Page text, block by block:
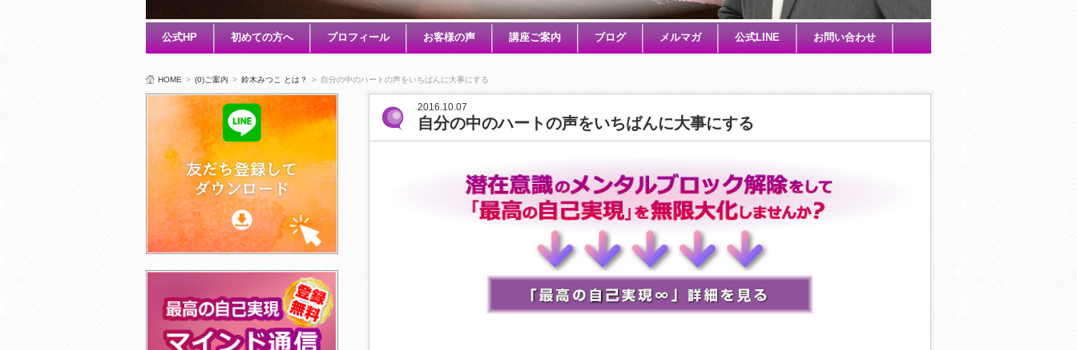
公式HP 初めての方へ プロフィール お客様の声 講座ご案内 ブログ メルマガ 公式LINE お問い合わせ
HOME > (0)ご案内 > 鈴木みつこ とは？ > 自分の中のハートの声をいちばんに大事にする
2016.10.07
自分の中のハートの声をいちばんに大事にする